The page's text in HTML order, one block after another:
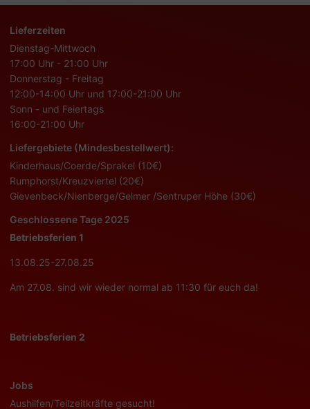
Lieferzeiten
Dienstag-Mittwoch
17:00 Uhr - 21:00 Uhr
Donnerstag - Freitag
12:00-14:00 Uhr und 17:00-21:00 Uhr
Sonn - und Feiertags
16:00-21:00 Uhr
Liefergebiete (Mindesbestellwert):
Kinderhaus/Coerde/Sprakel (10€)
Rumphorst/Kreuzviertel (20€)
Gievenbeck/Nienberge/Gelmer /Sentruper Höhe (30€)
Geschlossene Tage 2025
Betriebsferien 1
13.08.25-27.08.25
Am 27.08. sind wir wieder normal ab 11:30 für euch da!
Betriebsferien 2
Jobs
Aushilfen/Teilzeitkräfte gesucht!